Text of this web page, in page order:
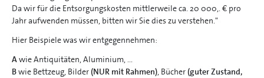
Da wir für die Entsorgungskosten mittlerweile ca. 20 000,. € pro
Jahr aufwenden müssen, bitten wir Sie dies zu verstehen."
Hier Beispiele was wir entgegennehmen:
Awie Antiquitäten, Aluminium, ...
Bwie Bettzeug, Bilder (NUR mit Rahmen), Bücher (guter Zustand,